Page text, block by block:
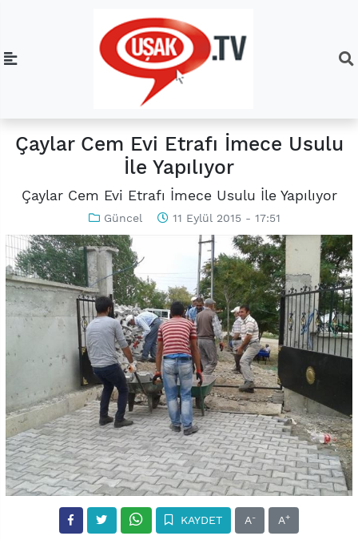
Çaylar Cem Evi Etrafı İmece Usulu
İle Yapılıyor
Çaylar Cem Evi Etrafı İmece Usulu İle Yapılıyor
Güncel 11 Eylül 2015 - 17:51
KAYDET A- A+